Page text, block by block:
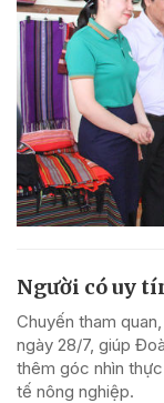
Người có uy
Chuyến tham
ngày 28/7, giúp
thêm góc nhìn
tế nông nghiệp.